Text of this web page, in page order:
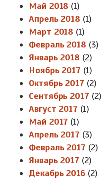
Май 2018 (1)
Апрель 2018 (1)
Март 2018 (1)
Февраль 2018 (3)
Январь 2018 (2)
Ноябрь 2017 (1)
Октябрь 2017 (2)
Сентябрь 2017 (2)
Август 2017 (1)
Май 2017 (1)
Апрель 2017 (3)
Февраль 2017 (2)
Январь 2017 (2)
Декабрь 2016 (2)